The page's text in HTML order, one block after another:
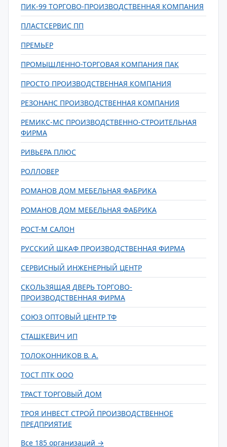
ПИК-99 ТОРГОВО-ПРОИЗВОДСТВЕННАЯ КОМПАНИЯ
ПЛАСТСЕРВИС ПП
ПРЕМЬЕР
ПРОМЫШЛЕННО-ТОРГОВАЯ КОМПАНИЯ ПАК
ПРОСТО ПРОИЗВОДСТВЕННАЯ КОМПАНИЯ
РЕЗОНАНС ПРОИЗВОДСТВЕННАЯ КОМПАНИЯ
РЕМИКС-МС ПРОИЗВОДСТВЕННО-СТРОИТЕЛЬНАЯ
ФИРМА
РИВЬЕРА ПЛЮС
РОЛЛОВЕР
РОМАНОВ ДОМ МЕБЕЛЬНАЯ ФАБРИКА
РОМАНОВ ДОМ МЕБЕЛЬНАЯ ФАБРИКА
РОСТ-М САЛОН
РУССКИЙ ШКАФ ПРОИЗВОДСТВЕННАЯ ФИРМА
СЕРВИСНЫЙ ИНЖЕНЕРНЫЙ ЦЕНТР
СКОЛЬЗЯЩАЯ ДВЕРЬ ТОРГОВО-
ПРОИЗВОДСТВЕННАЯ ФИРМА
СОЮЗ ОПТОВЫЙ ЦЕНТР ТФ
СТАШКЕВИЧ ИП
ТОЛОКОННИКОВ В. А.
ТОСТ ПТК ООО
ТРАСТ ТОРГОВЫЙ ДОМ
ТРОЯ ИНВЕСТ СТРОЙ ПРОИЗВОДСТВЕННОЕ
ПРЕДПРИЯТИЕ
Все 185 организаций →